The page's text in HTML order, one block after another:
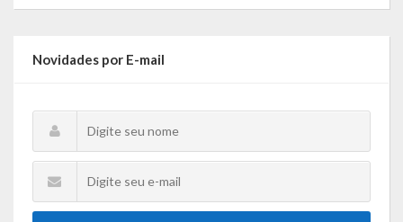
Novidades por E-mail